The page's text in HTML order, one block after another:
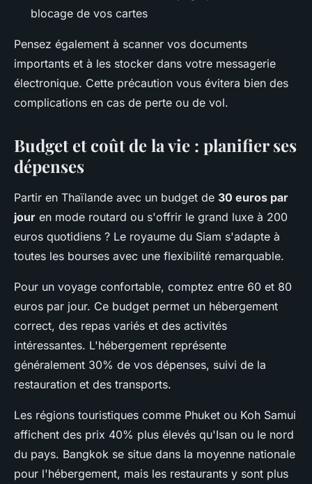
blocage de vos cartes
Pensez également à scanner vos documents
importants et à les stocker dans votre messagerie
électronique. Cette précaution vous évitera bien des
complications en cas de perte ou de vol.
Budget et coût de la vie : planifier ses
dépenses
Partir en Thaïlande avec un budget de 30 euros par
jour en mode routard ou s'offrir le grand luxe à 200
euros quotidiens ? Le royaume du Siam s'adapte à
toutes les bourses avec une flexibilité remarquable.
Pour un voyage confortable, comptez entre 60 et 80
euros par jour. Ce budget permet un hébergement
correct, des repas variés et des activités
intéressantes. L'hébergement représente
généralement 30% de vos dépenses, suivi de la
restauration et des transports.
Les régions touristiques comme Phuket ou Koh Samui
affichent des prix 40% plus élevés qu'Isan ou le nord
du pays. Bangkok se situe dans la moyenne nationale
pour l'hébergement, mais les restaurants y sont plus